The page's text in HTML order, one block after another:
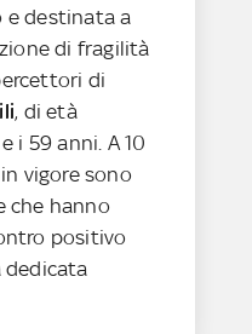
e destinata a
di fragilità
di
, di età
i 59 anni. A 10
vigore sono
che hanno
positivo